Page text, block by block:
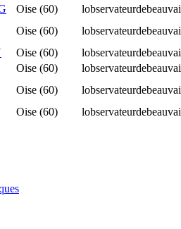
Oise (60)
Oise (60)
Oise (60)
Oise (60)
Oise (60)
Oise (60)